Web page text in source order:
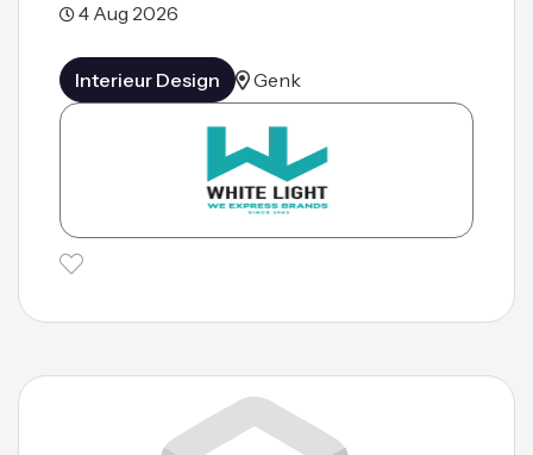
4 Aug 2026
Interieur Design Genk